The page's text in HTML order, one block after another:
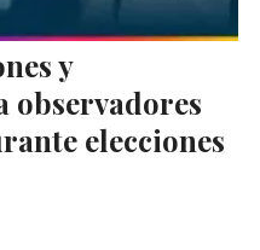
y
observadores
elecciones